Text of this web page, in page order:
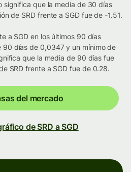
que la media de 30 días
de SRD frente a SGD fue de -1.51.
a SGD en los últimos 90 días
90 días de 0,0347 y un mínimo de
que la media de 90 días fue
SRD frente a SGD fue de 0.28.
del mercado
de SRD a SGD